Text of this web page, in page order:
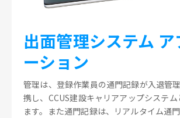
出面管理システム ア
ーション
管理は、登録作業員の通門記録が入退管
携し、CCUS建設キャリアアップシステム
ます。また通門記録は、リアルタイム通